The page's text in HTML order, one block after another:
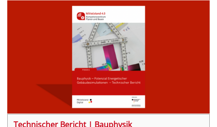
Technischer Bericht | Bauphysik